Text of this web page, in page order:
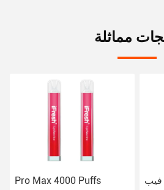
مماثلة
Pro Max 4000 Puffs
فيب